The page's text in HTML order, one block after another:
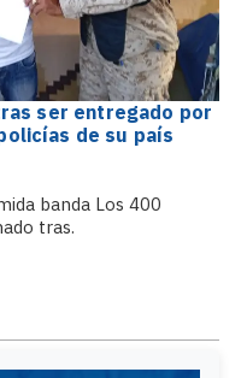
ser entregado por
de su país
banda Los 400
tras.